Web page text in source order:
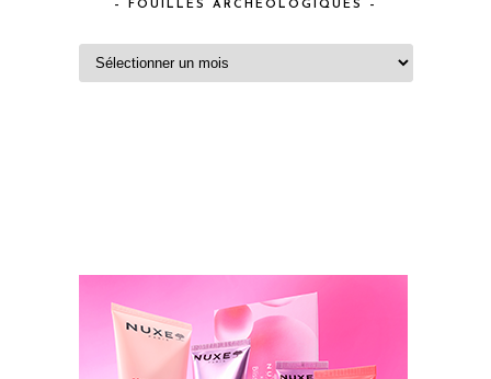
– FOUILLES ARCHEOLOGIQUES –